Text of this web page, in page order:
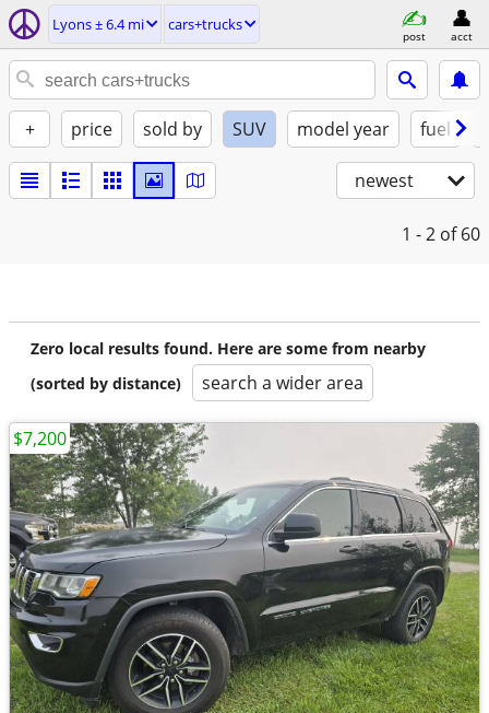
Lyons ± 6.4 mi cars+trucks
post acct
+ price sold by SUV model year fuel
newest
1 - 2 of 60
Zero local results found. Here are some from nearby
(sorted by distance)
search a wider area
$7,200